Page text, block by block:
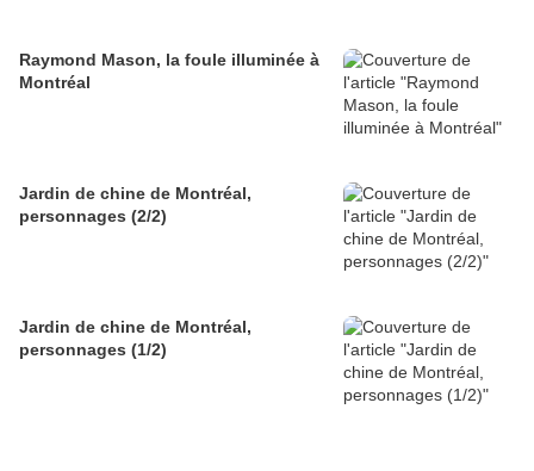
Raymond Mason, la foule illuminée à
Montréal
Jardin de chine de Montréal,
personnages (2/2)
Jardin de chine de Montréal,
personnages (1/2)